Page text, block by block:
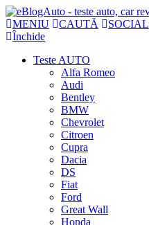
MENIU CAUTĂ
SOCIAL
Închide
Teste AUTO
Alfa Romeo
Audi
Bentley
BMW
Chevrolet
Citroen
Cupra
Dacia
DS
Fiat
Ford
Great Wall
Honda